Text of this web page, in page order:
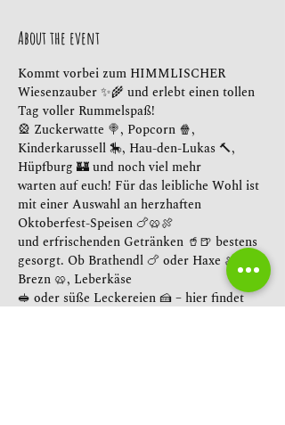
About the event
Kommt vorbei zum HIMMLISCHER
Wiesenzauber ✨🌾 und erlebt einen tollen
Tag voller Rummelspaß!
🎡 Zuckerwatte 🍭, Popcorn 🍿,
Kinderkarussell 🎠, Hau-den-Lukas 🔨,
Hüpfburg 🏰 und noch viel mehr
warten auf euch! Für das leibliche Wohl ist
mit einer Auswahl an herzhaften
Oktoberfest-Speisen 🍗🥨🍖
und erfrischenden Getränken 🥤🍺 bestens
gesorgt. Ob Brathendl 🍗 oder Haxe 🍖,
Brezn 🥨, Leberkäse
🥪 oder süße Leckereien 🍰 – hier findet